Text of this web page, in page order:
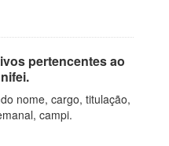
pertencentes ao
nome, cargo, titulação,
campi.